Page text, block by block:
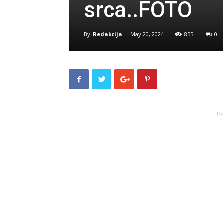
srca..FOTO
By Redakcija - May 20, 2024 855 0